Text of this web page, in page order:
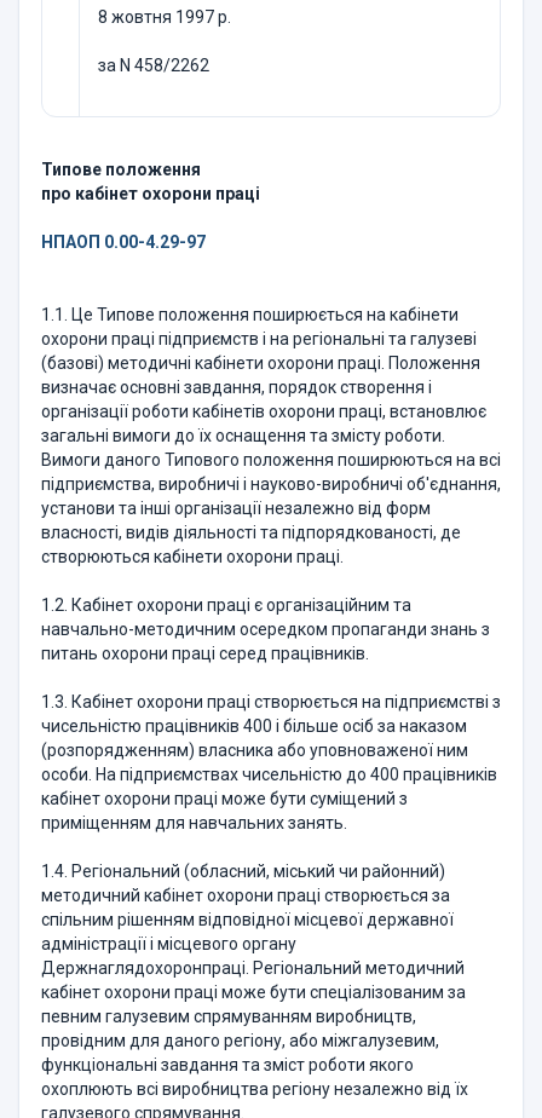
8 жовтня 1997 р.
за N 458/2262
Типове положення
про кабінет охорони праці
НПАОП 0.00-4.29-97
1.1. Це Типове положення поширюється на кабінети
охорони праці підприємств і на регіональні та галузеві
(базові) методичні кабінети охорони праці. Положення
визначає основні завдання, порядок створення і
організації роботи кабінетів охорони праці, встановлює
загальні вимоги до їх оснащення та змісту роботи.
Вимоги даного Типового положення поширюються на всі
підприємства, виробничі і науково-виробничі об'єднання,
установи та інші організації незалежно від форм
власності, видів діяльності та підпорядкованості, де
створюються кабінети охорони праці.
1.2. Кабінет охорони праці є організаційним та
навчально-методичним осередком пропаганди знань з
питань охорони праці серед працівників.
1.3. Кабінет охорони праці створюється на підприємстві з
чисельністю працівників 400 і більше осіб за наказом
(розпорядженням) власника або уповноваженої ним
особи. На підприємствах чисельністю до 400 працівників
кабінет охорони праці може бути суміщений з
приміщенням для навчальних занять.
1.4. Регіональний (обласний, міський чи районний)
методичний кабінет охорони праці створюється за
спільним рішенням відповідної місцевої державної
адміністрації і місцевого органу
Держнаглядохоронпраці. Регіональний методичний
кабінет охорони праці може бути спеціалізованим за
певним галузевим спрямуванням виробництв,
провідним для даного регіону, або міжгалузевим,
функціональні завдання та зміст роботи якого
охоплюють всі виробництва регіону незалежно від їх
галузевого спрямування.